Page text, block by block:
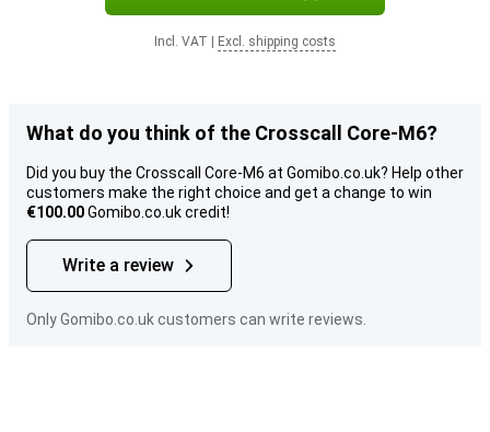
Incl. VAT Excl. shipping costs
What do you think of the Crosscall Core-M6?
Did you buy the Crosscall Core-M6 at Gomibo.co.uk? Help other
customers make the right choice and get a change to win
€100.00Gomibo.co.uk credit!
Write a review
Only Gomibo.co.uk customers can write reviews.